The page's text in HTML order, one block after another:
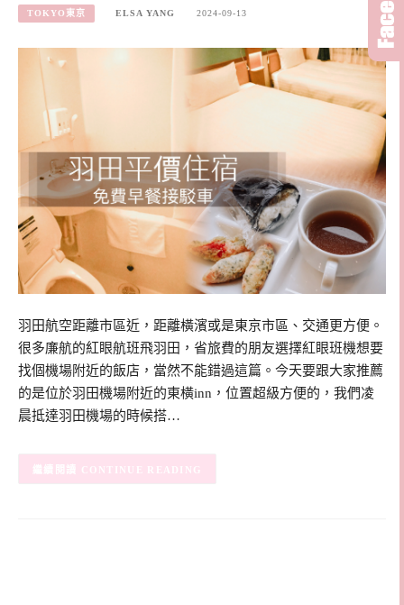
TOKYO東京 ELSA YANG 2024-09-13
羽田航空距離市區近，距離橫濱或是東京市區、交通更方便。
很多廉航的紅眼航班飛羽田，省旅費的朋友選擇紅眼班機想要
找個機場附近的飯店，當然不能錯過這篇。今天要跟大家推薦
的是位於羽田機場附近的東橫inn，位置超級方便的，我們凌
晨抵達羽田機場的時候搭…
CONTINUE READING